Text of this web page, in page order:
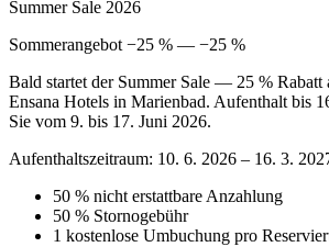
Summer Sale 2026
Sommerangebot −25 % — −25 %
Bald startet der Summer Sale — 25 % Rabatt
Ensana Hotels in Marienbad. Aufenthalt bis
Sie vom 9. bis 17. Juni 2026.
Aufenthaltszeitraum: 10. 6. 2026 – 16. 3.
50 % nicht erstattbare Anzahlung
50 % Stornogebühr
1 kostenlose Umbuchung pro